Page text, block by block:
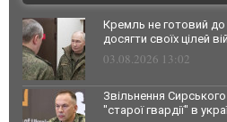
Кремль не готовий до
досягти своїх цілей
03.08.2026 13:02
Звільнення
"старої гвардії" в